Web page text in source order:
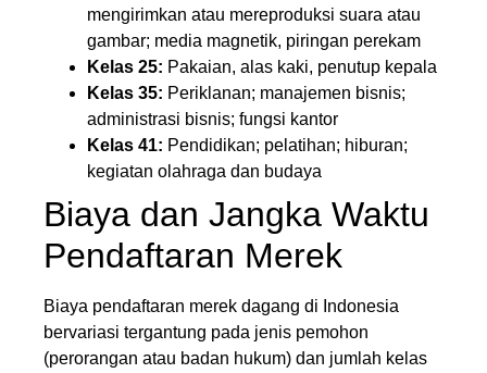
mengirimkan atau mereproduksi suara atau
gambar; media magnetik, piringan perekam
Kelas 25: Pakaian, alas kaki, penutup kepala
Kelas 35: Periklanan; manajemen bisnis;
administrasi bisnis; fungsi kantor
Kelas 41: Pendidikan; pelatihan; hiburan;
kegiatan olahraga dan budaya
Biaya dan Jangka Waktu
Pendaftaran Merek
Biaya pendaftaran merek dagang di Indonesia
bervariasi tergantung pada jenis pemohon
(perorangan atau badan hukum) dan jumlah kelas